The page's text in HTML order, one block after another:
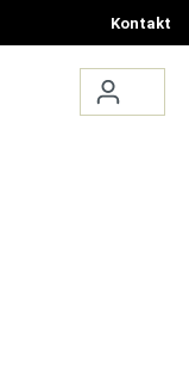
Kontakt